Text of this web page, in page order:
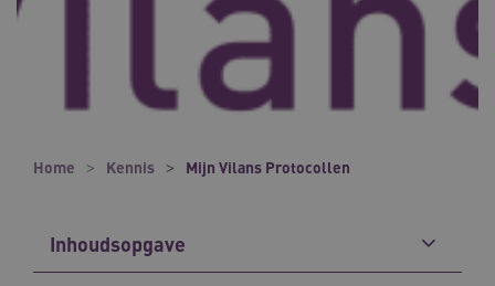
Home Kennis Mijn Vilans Protocollen
Inhoudsopgave